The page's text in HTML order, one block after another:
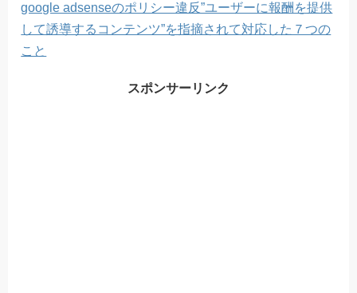
google adsenseのポリシー違反”ユーザーに報酬を提供
して誘導するコンテンツ”を指摘されて対応した７つの
こと
スポンサーリンク